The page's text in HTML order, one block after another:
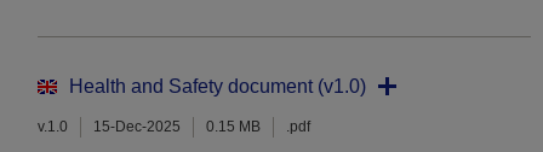
Health and Safety document (v1.0)
v.1.0 15-Dec-2025 0.15 MB .pdf